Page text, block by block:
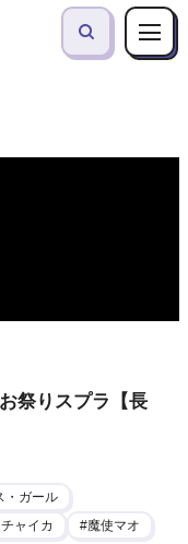
祭りスプラ【長
・ガール
ャイカ
魔使マオ